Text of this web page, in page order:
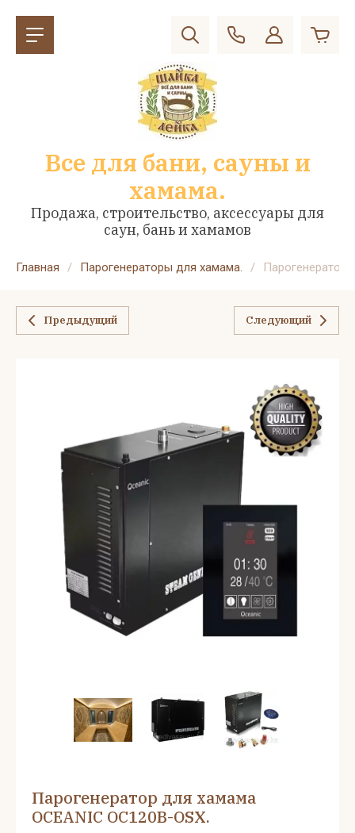
Все для бани, сауны и
хамама.
Продажа, строительство, аксессуары для
саун, бань и хамамов
Главная / Парогенераторы для хамама. / Парогенератор
Предыдущий Следующий
Парогенератор для хамама
OCEANIC OC120B-OSX.